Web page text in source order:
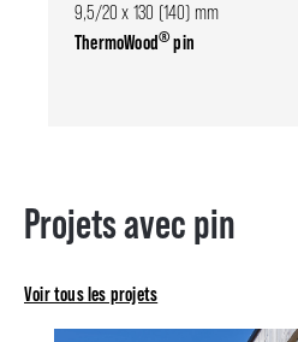
9,5/20 x 130 (140) mm
ThermoWood®pin
Projets avec pin
Voir tous les projets